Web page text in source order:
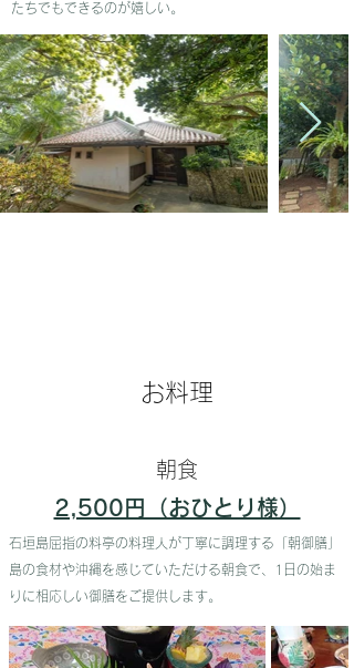
たちでもできるのが嬉しい。
お​料理
​朝食
2,500円（おひとり様）
石垣島屈指の料亭の料理人が丁寧に調理する「朝御膳」
​島の食材や沖縄を感じていただける朝食で、1日の始ま
りに相応しい御膳をご提供します。